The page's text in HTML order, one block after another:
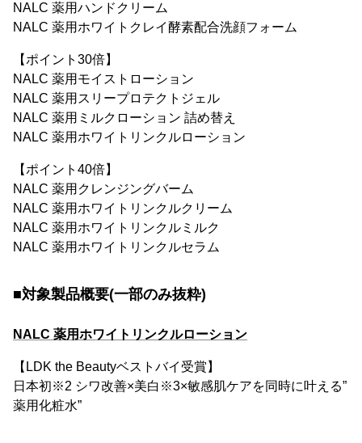
NALC 薬用ハンドクリーム
NALC 薬用ホワイトクレイ酵素配合洗顔フォーム
【ポイント30倍】
NALC 薬用モイストローション
NALC 薬用スリープロテクトジェル
NALC 薬用ミルクローション 詰め替え
NALC 薬用ホワイトリンクルローション
【ポイント40倍】
NALC 薬用クレンジングバーム
NALC 薬用ホワイトリンクルクリーム
NALC 薬用ホワイトリンクルミルク
NALC 薬用ホワイトリンクルセラム
■対象製品概要(一部のみ抜粋)
NALC 薬用ホワイトリンクルローション
【LDK the Beautyベストバイ受賞】
日本初※2 シワ改善×美白※3×敏感肌ケアを同時に叶える”
薬用化粧水”